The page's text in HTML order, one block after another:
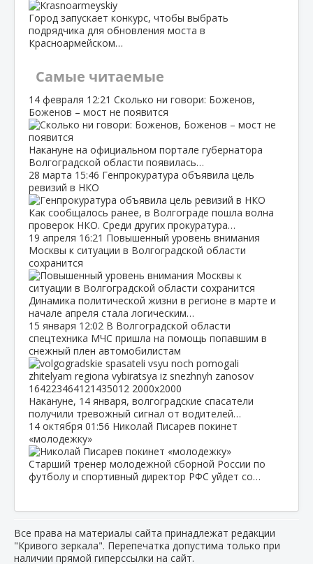
Город запускает конкурс, чтобы выбрать
подрядчика для обновления моста в
Красноармейском…
Самые читаемые
14 февраля 12:21 Сколько ни говори: Боженов,
Боженов – мост не появится
Накануне на официальном портале губернатора
Волгоградской области появилась…
28 марта 15:46 Генпрокуратура объявила цель
ревизий в НКО
Как сообщалось ранее, в Волгограде пошла волна
проверок НКО. Среди других прокуратура…
19 апреля 16:21 Повышенный уровень внимания
Москвы к ситуации в Волгоградской области
сохранится
Динамика политической жизни в регионе в марте и
начале апреля стала логическим…
15 января 12:02 В Волгоградской области
спецтехника МЧС пришла на помощь попавшим в
снежный плен автомобилистам
Накануне, 14 января, волгоградские спасатели
получили тревожный сигнал от водителей…
14 октября 01:56 Николай Писарев покинет
«молодежку»
Старший тренер молодежной сборной России по
футболу и спортивный директор РФС уйдет со…
Все права на материалы сайта принадлежат редакции
"Кривого зеркала". Перепечатка допустима только при
наличии прямой гиперссылки на сайт.